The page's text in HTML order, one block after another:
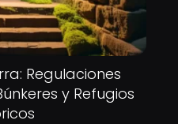
Regulaciones
y Refugios